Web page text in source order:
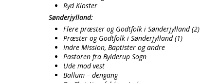
Ryd Kloster
Sønderjylland:
Flere præster og Godtfolk i Sønderjylland (2)
Præster og Godtfolk i Sønderjylland (1)
Indre Mission, Baptister og andre
Pastoren fra Bylderup Sogn
Ude mod vest
Ballum – dengang